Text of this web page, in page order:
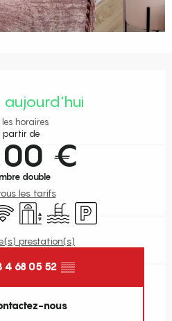
aujourd'hui
les horaires
partir de
€
double
les tarifs
AscenseurPiscineParking
prestation(s)
4 68 05 52 ▒▒
nous